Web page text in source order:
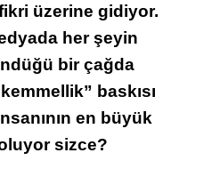
üzerine gidiyor.
her şeyin
bir çağda
baskısı
en büyük
sizce?